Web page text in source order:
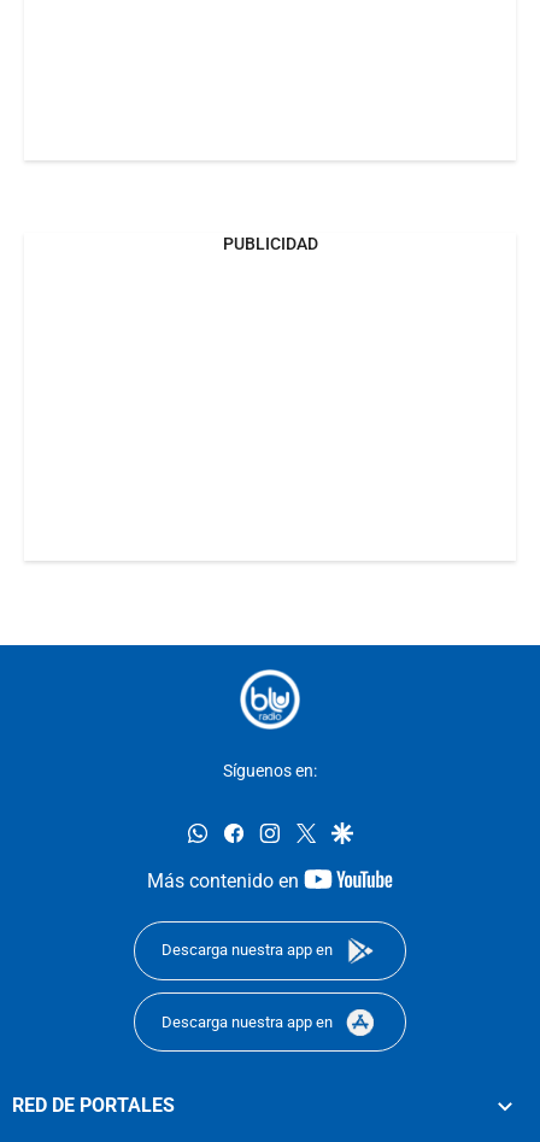
PUBLICIDAD
Síguenos en:
whatsappfacebookinstagram
twittergoogle
Más contenido en
youtube-
Descarga nuestra app en
Descarga nuestra app en
RED DE PORTALES